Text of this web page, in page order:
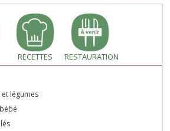
et légumes
RECETTES RESTAURATION